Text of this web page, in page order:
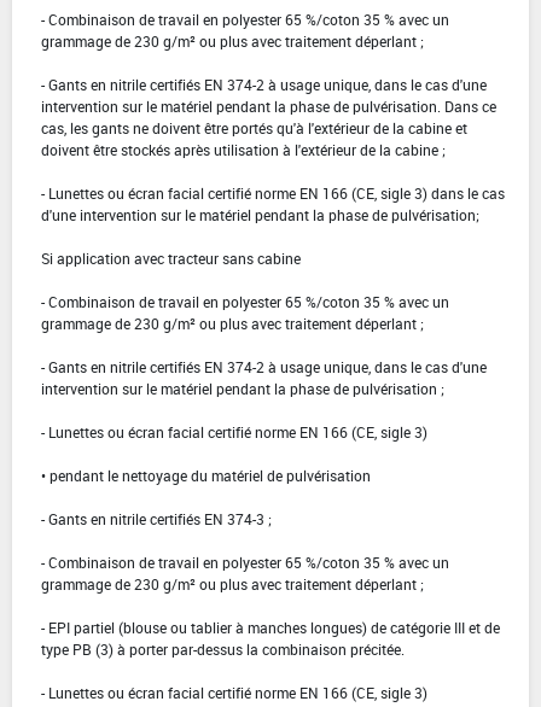
- Combinaison de travail en polyester 65 %/coton 35 % avec un
grammage de 230 g/m² ou plus avec traitement déperlant ;
- Gants en nitrile certifiés EN 374-2 à usage unique, dans le cas d'une
intervention sur le matériel pendant la phase de pulvérisation. Dans ce
cas, les gants ne doivent être portés qu'à l'extérieur de la cabine et
doivent être stockés après utilisation à l'extérieur de la cabine ;
- Lunettes ou écran facial certifié norme EN 166 (CE, sigle 3) dans le cas
d'une intervention sur le matériel pendant la phase de pulvérisation;
Si application avec tracteur sans cabine
- Combinaison de travail en polyester 65 %/coton 35 % avec un
grammage de 230 g/m² ou plus avec traitement déperlant ;
- Gants en nitrile certifiés EN 374-2 à usage unique, dans le cas d'une
intervention sur le matériel pendant la phase de pulvérisation ;
- Lunettes ou écran facial certifié norme EN 166 (CE, sigle 3)
• pendant le nettoyage du matériel de pulvérisation
- Gants en nitrile certifiés EN 374-3 ;
- Combinaison de travail en polyester 65 %/coton 35 % avec un
grammage de 230 g/m² ou plus avec traitement déperlant ;
- EPI partiel (blouse ou tablier à manches longues) de catégorie III et de
type PB (3) à porter par-dessus la combinaison précitée.
- Lunettes ou écran facial certifié norme EN 166 (CE, sigle 3)